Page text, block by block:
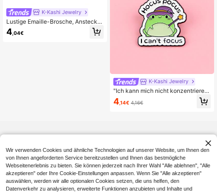
K-Kashi Jewelry
Lustige Emaille-Brosche, Ansteckn
adel, Rucksack-Abzeichen, Damen
-Brosche, Kleidung, Lehrer-Tag Ge
4 ,04€
K-Kashi Jewelry
"Ich kann mich nicht konzentrieren"
Emaille Pin Anstecknadeln Abzeich
en auf Rucksack Damen Brosche Kl
4,14€ 4,16€
Wir verwenden Cookies und ähnliche Technologien auf unserer Website, um Ihnen den
von Ihnen angeforderten Service bereitzustellen und Ihnen das bestmögliche
Webseitenerlebnis zu bieten. Sie können jederzeit nach Ihrer Wahl "Alle ablehnen", "Alle
akzeptieren" oder Ihre Cookie-Einstellungen anpassen. Wenn Sie "Alle akzeptieren"
auswählen, werden wir alle optionalen Cookies setzen, die uns helfen, den
Datenverkehr zu analysieren, erweiterte Funktionen anzubieten und Inhalte und